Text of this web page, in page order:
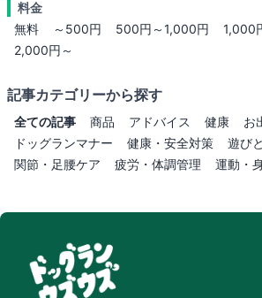
料金
無料
～500円 500円～1,000円
1,000
2,000円～
記事カテゴリーから探す
全ての記事 商品 アドバイス 健康
お
ドッグランマナー
健康・安全対策 遊び
関節・足腰ケア
疲労・体調管理 運動・